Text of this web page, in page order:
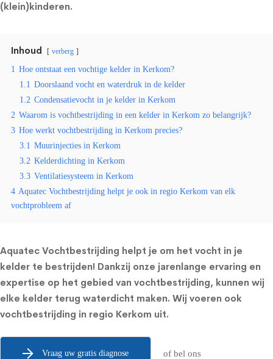
(klein)kinderen.
Inhoud verberg
1 Hoe ontstaat een vochtige kelder in Kerkom?
1.1 Doorslaand vocht en waterdruk in de kelder
1.2 Condensatievocht in je kelder in Kerkom
2 Waarom is vochtbestrijding in een kelder in Kerkom zo belangrijk?
3 Hoe werkt vochtbestrijding in Kerkom precies?
3.1 Muurinjecties in Kerkom
3.2 Kelderdichting in Kerkom
3.3 Ventilatiesysteem in Kerkom
4 Aquatec Vochtbestrijding helpt je ook in regio Kerkom van elk
vochtprobleem af
Aquatec Vochtbestrijding helpt je om het vocht in je
kelder te bestrijden! Dankzij onze jarenlange ervaring en
expertise op het gebied van vochtbestrijding, kunnen wij
elke kelder terug waterdicht maken. Wij voeren ook
vochtbestrijding in regio Kerkom uit.
Vraag uw gratis diagnose of bel ons